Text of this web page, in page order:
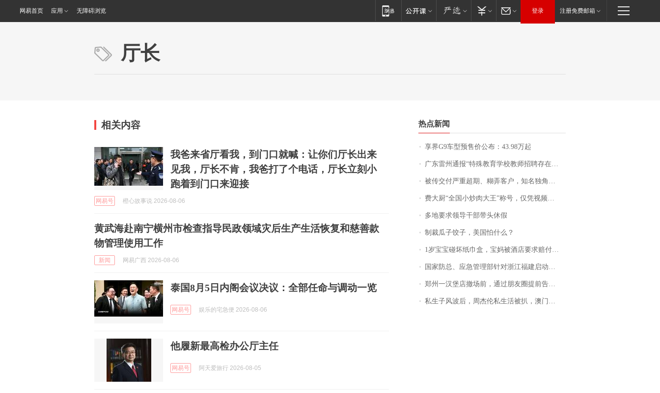
网易首页 应用 无障碍浏览 登录 注册免费邮箱
厅长
相关内容
我爸来省厅看我，到门口就喊：让你们厅长出来
见我，厅长不肯，我爸打了个电话，厅长立刻小
跑着到门口来迎接
网易号 橙心故事说 2026-08-06
黄武海赴南宁横州市检查指导民政领域灾后生产生活恢复和慈善款
物管理使用工作
新闻 网易广西 2026-08-06
泰国8月5日内阁会议决议：全部任命与调动一览
网易号 娱乐的宅急便 2026-08-06
他履新最高检办公厅主任
网易号 阿天爱旅行 2026-08-05
热点新闻
享界G9车型预售价公布：43.98万起
广东雷州通报“特殊教育学校教师招聘存在违规行为”：已启动问责程序 副校长被停职
被传交付严重超期、糊弄客户，知名独角兽车企创始人回应：都没证据，将依法采取措施，“本人长期与美国交管局保持沟通，对方表示肯定”
费大厨“全国小炒肉大王”称号，仅凭视频评出？中国烹饪协会回应
多地要求领导干部带头休假
制裁瓜子饺子，美国怕什么？
1岁宝宝碰坏纸巾盒，宝妈被酒店要求赔付924元！三亚一酒店回复：骨瓷定制！网友一查价格，吵翻了
国家防总、应急管理部针对浙江福建启动防汛防台风四级应急响应
郑州一汉堡店撤场前，通过朋友圈提前告知逐一退费，有顾客仅剩1元也全被退回，分文不少；顾客：言而有信，让人感动
私生子风波后，周杰伦私生活被扒，澳门输10亿传闻早已经水落石出